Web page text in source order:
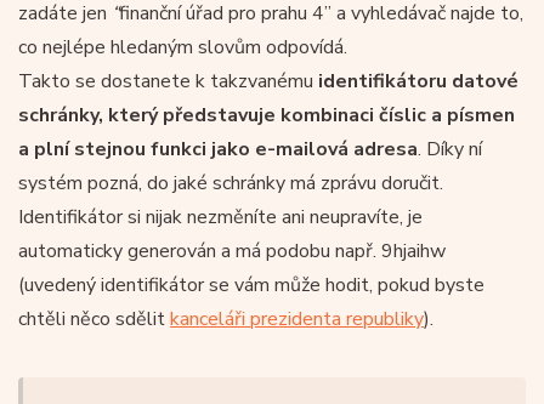
zadáte jen “finanční úřad pro prahu 4” a vyhledávač najde to,
co nejlépe hledaným slovům odpovídá.
Takto se dostanete k takzvanému identifikátoru datové
schránky, který představuje kombinaci číslic a písmen
a plní stejnou funkci jako e-mailová adresa. Díky ní
systém pozná, do jaké schránky má zprávu doručit.
Identifikátor si nijak nezměníte ani neupravíte, je
automaticky generován a má podobu např. 9hjaihw
(uvedený identifikátor se vám může hodit, pokud byste
chtěli něco sdělitkanceláři prezidenta republiky).